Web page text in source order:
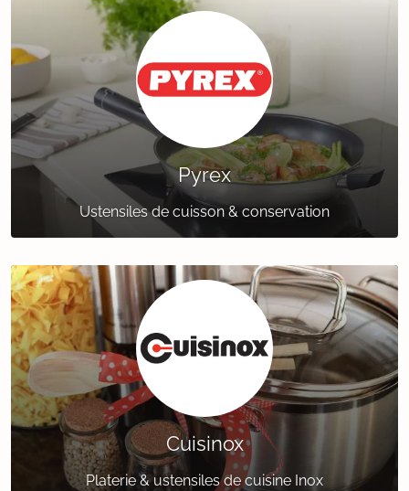
Pyrex
Ustensiles de cuisson & conservation
Cuisinox
Platerie & ustensiles de cuisine Inox